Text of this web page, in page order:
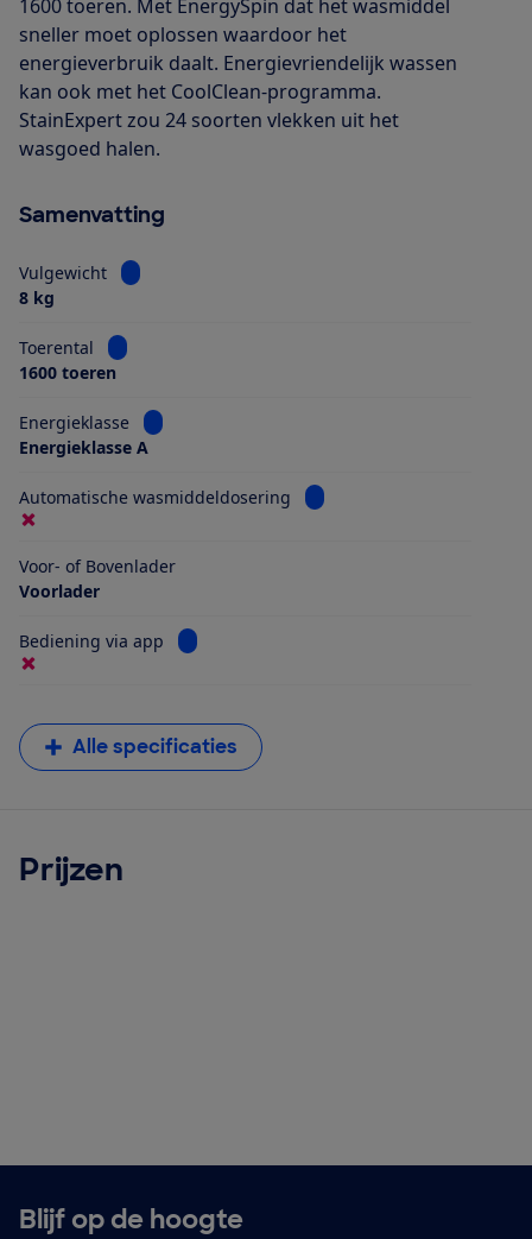
1600 toeren. Met EnergySpin dat het wasmiddel
sneller moet oplossen waardoor het
energieverbruik daalt. Energievriendelijk wassen
kan ook met het CoolClean-programma.
StainExpert zou 24 soorten vlekken uit het
wasgoed halen.
Samenvatting
Vulgewicht
Bekijk informatie voor Vulgewicht
8 kg
Toerental
Bekijk informatie voor Toerental
1600 toeren
Energieklasse
Bekijk informatie voor Energieklasse
Energieklasse A
Automatische wasmiddeldosering Bekijk informatie voor
Voor- of Bovenlader
Voorlader
Bediening via app Bekijk informatie voor Bediening via app
Alle specificaties
Prijzen
Blijf op de hoogte